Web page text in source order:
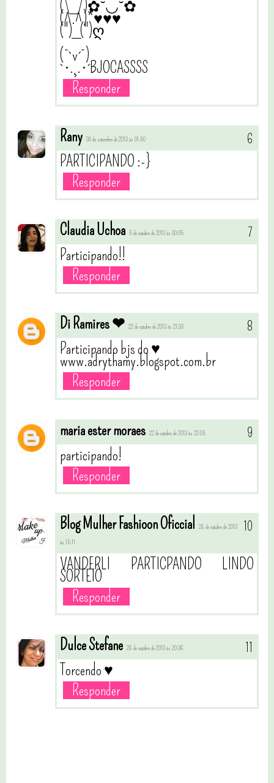
‎(\_/)✿˘◡˘✿
(^.^)*♥♥♥
(")_(")ღ
(¯`v´¯)
`•.¸.•´BJOCASSSS
Responder
Rany 30 de setembro de 2013 às 01:50
PARTICIPANDO :-}
Responder
Claudia Uchoa 5 de outubro de 2013 às 00:05
Participando!!
Responder
Di Ramires ❤ 22 de outubro de 2013 às 21:33
Participando bjs do ♥
www.adrythamy.blogspot.com.br
Responder
maria ester moraes 22 de outubro de 2013 às 22:05
participando!
Responder
Blog Mulher Fashioon Oficcial 26 de outubro de 2013
às 15:11
VANDERLI PARTICPANDO LINDO
SORTEIO
Responder
Dulce Stefane 26 de outubro de 2013 às 20:36
Torcendo ♥
Responder